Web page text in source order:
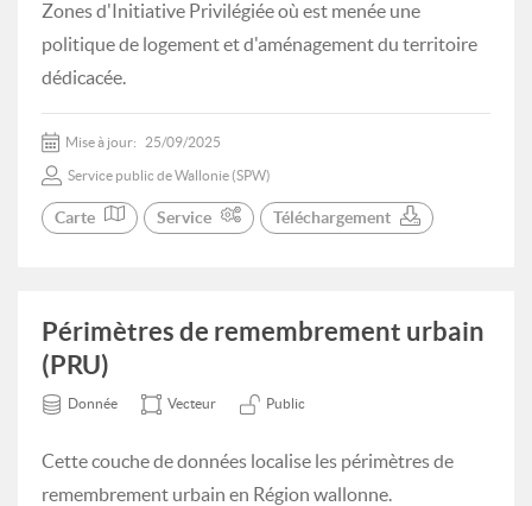
Zones d'Initiative Privilégiée où est menée une
politique de logement et d'aménagement du territoire
dédicacée.
Mise à jour: 25/09/2025
Service public de Wallonie (SPW)
Carte Service Téléchargement
Périmètres de remembrement urbain
(PRU)
Donnée Vecteur Public
Cette couche de données localise les périmètres de
remembrement urbain en Région wallonne.